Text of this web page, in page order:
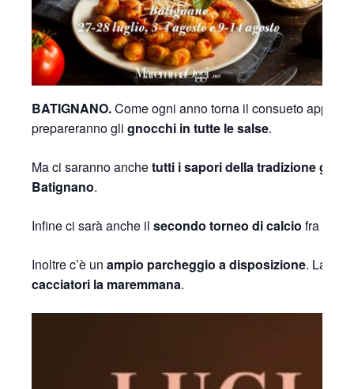
BATIGNANO.Come ogni anno torna il consueto
prepareranno gli gnocchi in tutte le salse.
Ma ci saranno anchetutti i sapori della tradizione
Batignano.
Infine ci sarà anche il secondo torneo di calcio fra le
Inoltre c’è un ampio parcheggio a disposizione. La
cacciatori la maremmana.